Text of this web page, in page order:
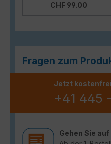
CHF 99.00
Fragen zum
Jetzt
+41 445
Gehen Sie